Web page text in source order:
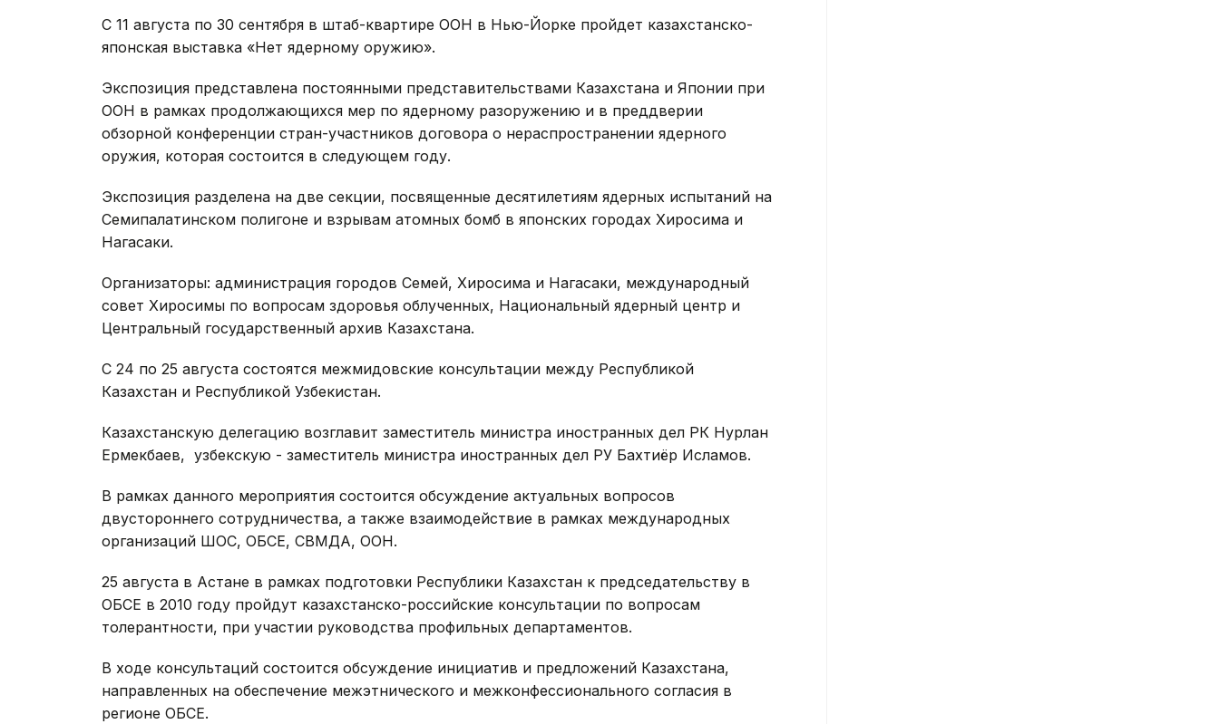
C 11 августа по 30 сентября в штаб-квартире ООН в Нью-Йорке пройдет казахстанско-
японская выставка «Нет ядерному оружию».
Экспозиция представлена постоянными представительствами Казахстана и Японии при
ООН в рамках продолжающихся мер по ядерному разоружению и в преддверии
обзорной конференции стран-участников договора о нераспространении ядерного
оружия, которая состоится в следующем году.
Экспозиция разделена на две секции, посвященные десятилетиям ядерных испытаний на
Семипалатинском полигоне и взрывам атомных бомб в японских городах Хиросима и
Нагасаки.
Организаторы: администрация городов Семей, Хиросима и Нагасаки, международный
совет Хиросимы по вопросам здоровья облученных, Национальный ядерный центр и
Центральный государственный архив Казахстана.
С 24 по 25 августа состоятся межмидовские консультации между Республикой
Казахстан и Республикой Узбекистан.
Казахстанскую делегацию возглавит заместитель министра иностранных дел РК Нурлан
Ермекбаев, узбекскую - заместитель министра иностранных дел РУ Бахтиёр Исламов.
В рамках данного мероприятия состоится обсуждение актуальных вопросов
двустороннего сотрудничества, а также взаимодействие в рамках международных
организаций ШОС, ОБСЕ, СВМДА, ООН.
25 августа в Астане в рамках подготовки Республики Казахстан к председательству в
ОБСЕ в 2010 году пройдут казахстанско-российские консультации по вопросам
толерантности, при участии руководства профильных департаментов.
В ходе консультаций состоится обсуждение инициатив и предложений Казахстана,
направленных на обеспечение межэтнического и межконфессионального согласия в
регионе ОБСЕ.